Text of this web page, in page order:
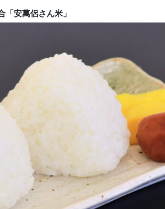
「安萬侶さん米」